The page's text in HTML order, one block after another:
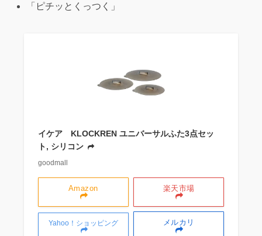
「ピチッとくっつく」
イケア KLOCKREN ユニバーサルふた3点セッ
ト, シリコン
goodmall
Amazon 楽天市場
Yahoo！ショッピング メルカリ